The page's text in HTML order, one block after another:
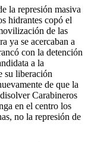
la represión masiva
hidrantes copó el
de las
ya se acercaban a
con la detención
a la
su liberación
de que la
Carabineros
en el centro los
no la represión de